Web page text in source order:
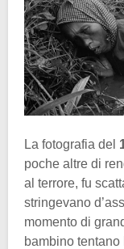
La fotografia del
poche altre di
al terrore, fu
stringevano
momento di
bambino